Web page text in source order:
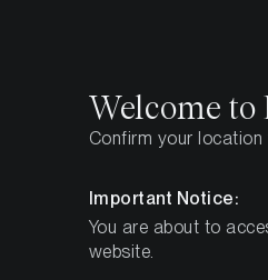
Welcome to
Confirm your location
Important Notice:
You are about to
website.